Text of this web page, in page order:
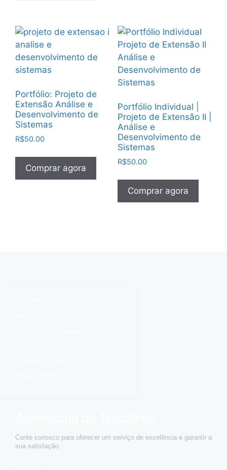
Portfólio: Projeto de
Extensão Análise e
Desenvolvimento de
Sistemas
R$50.00
Comprar agora
Portfólio Individual |
Projeto de Extensão II |
Análise e
Desenvolvimento de
Sistemas
R$50.00
Comprar agora
Conte conosco para oferecer um serviço de excelência e garantir a
sua satisfação.